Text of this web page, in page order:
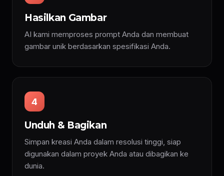
Hasilkan Gambar
AI kami memproses prompt Anda dan membuat
gambar unik berdasarkan spesifikasi Anda.
4
Unduh & Bagikan
Simpan kreasi Anda dalam resolusi tinggi, siap
digunakan dalam proyek Anda atau dibagikan ke
dunia.